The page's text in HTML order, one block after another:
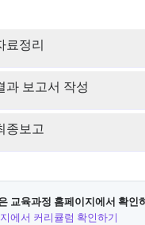
료정리
과 보고서 작성
종보고
교육과정 홈페이지에서 확인
지에서 커리큘럼 확인하기